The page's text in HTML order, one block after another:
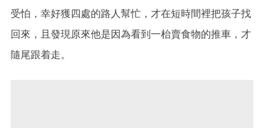
受怕，幸好獲四處的路人幫忙，才在短時間裡把孩子找
回來，且發現原來他是因為看到一枱賣食物的推車，才
隨尾跟着走。